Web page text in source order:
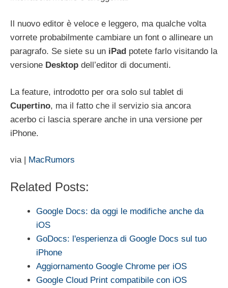
Il nuovo editor è veloce e leggero, ma qualche volta
vorrete probabilmente cambiare un font o allineare un
paragrafo. Se siete su un iPad potete farlo visitando la
versione Desktop dell’editor di documenti.
La feature, introdotto per ora solo sul tablet di
Cupertino, ma il fatto che il servizio sia ancora
acerbo ci lascia sperare anche in una versione per
iPhone.
via | MacRumors
Related Posts:
Google Docs: da oggi le modifiche anche da
iOS
GoDocs: l'esperienza di Google Docs sul tuo
iPhone
Aggiornamento Google Chrome per iOS
Google Cloud Print compatibile con iOS